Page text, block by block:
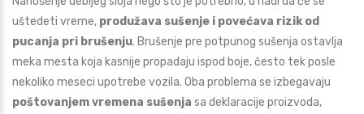
uštedeti vreme, produžava sušenje i povećava rizik od
pucanja pri brušenju. Brušenje pre potpunog sušenja ostavlja
meka mesta koja kasnije propadaju ispod boje, često tek posle
nekoliko meseci upotrebe vozila. Oba problema se izbegavaju
poštovanjem vremena sušenja sa deklaracije proizvoda,